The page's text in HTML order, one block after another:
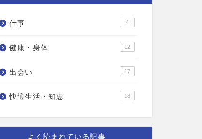
仕事 4
健康・身体 12
出会い 17
快適生活・知恵 18
よく読まれている記事